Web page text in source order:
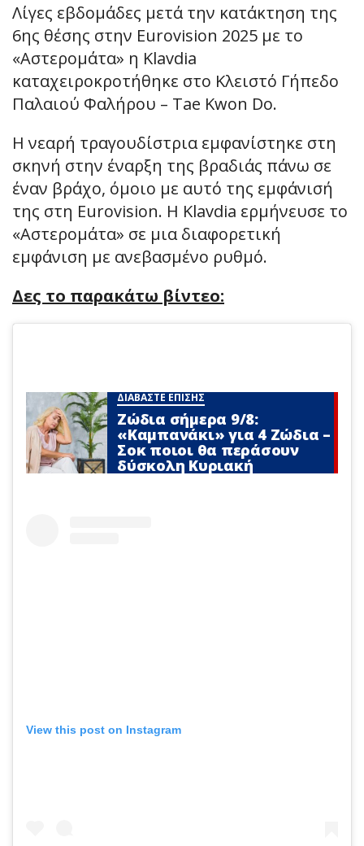
Λίγες εβδομάδες μετά την κατάκτηση της
6ης θέσης στην Eurovision 2025 με το
«Αστερομάτα» η Klavdia
καταχειροκροτήθηκε στο Κλειστό Γήπεδο
Παλαιού Φαλήρου – Tae Kwon Do.
Η νεαρή τραγουδίστρια εμφανίστηκε στη
σκηνή στην έναρξη της βραδιάς πάνω σε
έναν βράχο, όμοιο με αυτό της εμφάνισή
της στη Eurovision. Η Klavdia ερμήνευσε το
«Αστερομάτα» σε μια διαφορετική
εμφάνιση με ανεβασμένο ρυθμό.
Δες το παρακάτω βίντεο:
ΔΙΑΒΑΣΤΕ ΕΠΙΣΗΣ
Ζώδια σήμερα 9/8:
«Καμπανάκι» για 4 Zώδια –
Σoκ ποιοι θα περάσουν
δύσκολη Κυριακή
View this post on Instagram